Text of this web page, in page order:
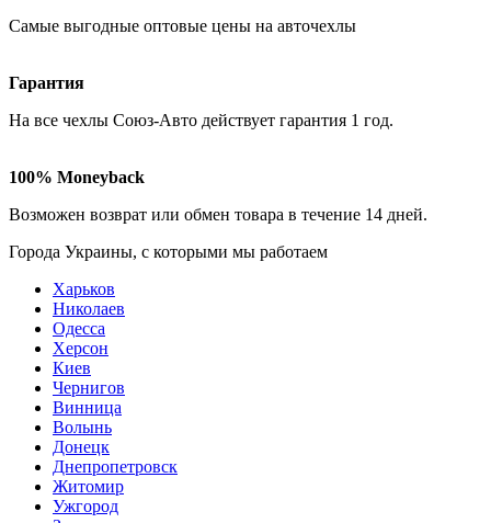
Самые выгодные оптовые цены на авточехлы
Гарантия
На все чехлы Союз-Авто действует гарантия 1 год.
100% Moneyback
Возможен возврат или обмен товара в течение 14 дней.
Города Украины, c которыми мы работаем
Харьков
Николаев
Одесса
Херсон
Киев
Чернигов
Винница
Волынь
Донецк
Днепропетровск
Житомир
Ужгород